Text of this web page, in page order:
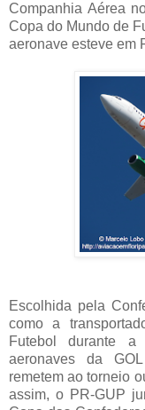
Companhia Aérea
Copa do Mundo de
aeronave esteve em
Escolhida pela
como a
Futebol durante
aeronaves da
remetem ao torneio
assim, o PR-GUP